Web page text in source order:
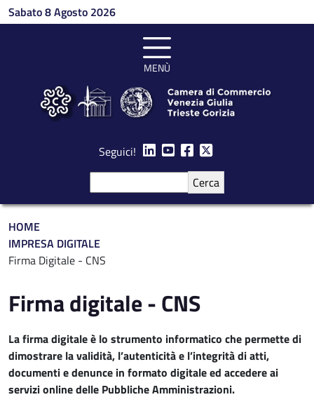
Salta al contenuto principale
Sabato 8 Agosto 2026
MENÙ
Seguici!
Briciole di pane
HOME
IMPRESA DIGITALE
Firma Digitale - CNS
Firma digitale - CNS
La firma digitale è lo strumento informatico che permette di
dimostrare la validità, l’autenticità e l’integrità di atti,
documenti e denunce in formato digitale ed accedere ai
servizi online delle Pubbliche Amministrazioni.